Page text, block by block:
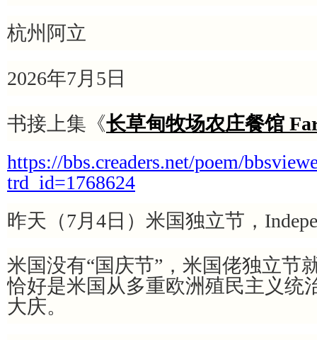
杭州阿立
2026年7月5日
书接上集《长草甸牧场农庄餐馆
https://bbs.creaders.net/poem/
trd_id=1768624
昨天（7月4日）米国独立节，
米国没有“国庆节”，米国佬独立节
恰好是米国从多重欧洲殖民主义统
大庆。